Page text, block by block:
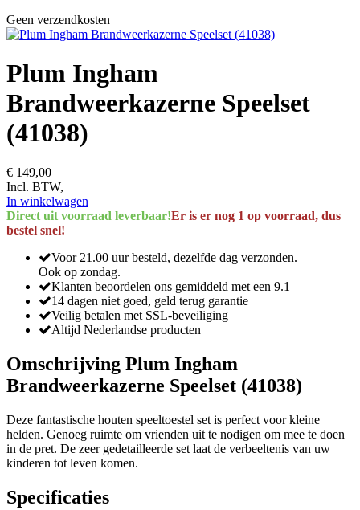
Geen verzendkosten
Plum Ingham
Brandweerkazerne Speelset
(41038)
€ 149,00
Incl. BTW,
In winkelwagen
Direct uit voorraad leverbaar!Er is er nog 1 op voorraad, dus
bestel snel!
Voor 21.00 uur besteld, dezelfde dag verzonden.
Ook op zondag.
Klanten beoordelen ons gemiddeld met een 9.1
14 dagen niet goed, geld terug garantie
Veilig betalen met SSL-beveiliging
Altijd Nederlandse producten
Omschrijving Plum Ingham
Brandweerkazerne Speelset (41038)
Deze fantastische houten speeltoestel set is perfect voor kleine
helden. Genoeg ruimte om vrienden uit te nodigen om mee te doen
in de pret. De zeer gedetailleerde set laat de verbeeltenis van uw
kinderen tot leven komen.
Specificaties